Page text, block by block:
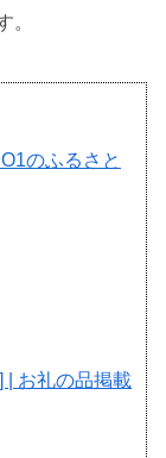
。
のふるさと
| お礼の品掲載